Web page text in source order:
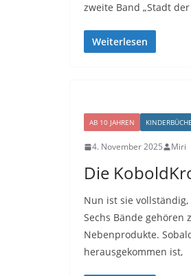
zweite Band „Stadt
Weiterlesen
AB 10 JAHREN
4. November 2025 Miri
Die
Nun ist sie
Sechs Bände gehören
Nebenprodukte.
herausgekommen ist,